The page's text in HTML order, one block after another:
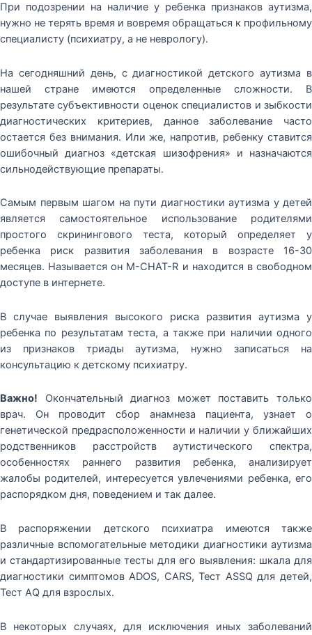
При подозрении на наличие у ребенка признаков аутизма,
нужно не терять время и вовремя обращаться к профильному
специалисту (психиатру, а не неврологу).
На сегодняшний день, с диагностикой детского аутизма в
нашей стране имеются определенные сложности. В
результате субъективности оценок специалистов и зыбкости
диагностических критериев, данное заболевание часто
остается без внимания. Или же, напротив, ребенку ставится
ошибочный диагноз «детская шизофрения» и назначаются
сильнодействующие препараты.
Самым первым шагом на пути диагностики аутизма у детей
является самостоятельное использование родителями
простого скринингового теста, который определяет у
ребенка риск развития заболевания в возрасте 16-30
месяцев. Называется он M-CHAT-R и находится в свободном
доступе в интернете.
В случае выявления высокого риска развития аутизма у
ребенка по результатам теста, а также при наличии одного
из признаков триады аутизма, нужно записаться на
консультацию к детскому психиатру.
Важно! Окончательный диагноз может поставить только
врач. Он проводит сбор анамнеза пациента, узнает о
генетической предрасположенности и наличии у ближайших
родственников расстройств аутистического спектра,
особенностях раннего развития ребенка, анализирует
жалобы родителей, интересуется увлечениями ребенка, его
распорядком дня, поведением и так далее.
В распоряжении детского психиатра имеются также
различные вспомогательные методики диагностики аутизма
и стандартизированные тесты для его выявления: шкала для
диагностики симптомов ADOS, CARS, Тест ASSQ для детей,
Тест AQ для взрослых.
В некоторых случаях, для исключения иных заболеваний